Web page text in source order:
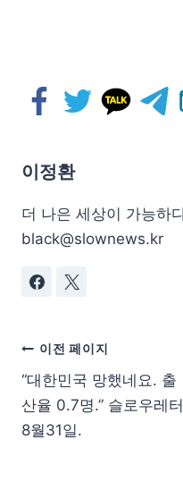
이정환
더 나은 세상이 가능하
black@slownews.kr
이전 페이지
“대한민국 망했네요. 출
산율 0.7명.” 슬로우레터
8월31일.